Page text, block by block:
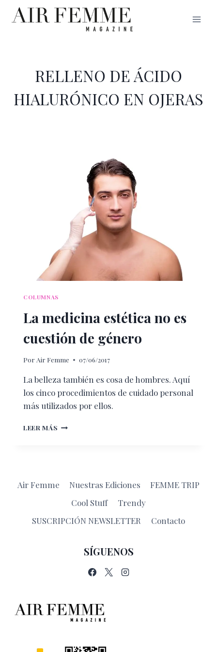
Saltar
RELLENO DE ÁCIDO
HIALURÓNICO EN OJERAS
COLUMNAS
La medicina estética no es
cuestión de género
Por Air Femme 07/06/2017
La belleza también es cosa de hombres. Aquí
los cinco procedimientos de cuidado personal
más utilizados por ellos.
LEER MÁS LA
DE
Air Femme Nuestras Ediciones
FEMME TRIP
Cool Stuff
Trendy
SUSCRIPCIÓN NEWSLETTER
Contacto
SÍGUENOS